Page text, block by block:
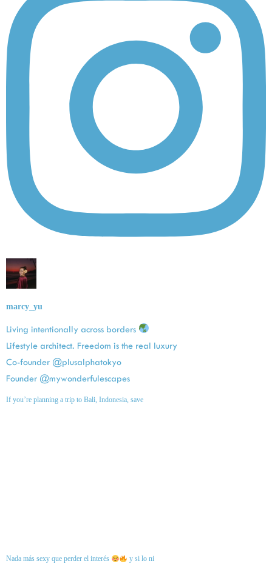
marcy_yu
Living intentionally across borders
Lifestyle architect. Freedom is the real luxury
Co-founder @plusalphatokyo
Founder @mywonderfulescapes
If you’re planning a trip to Bali, Indonesia, save
Nada más sexy que perder el interés y si lo ni